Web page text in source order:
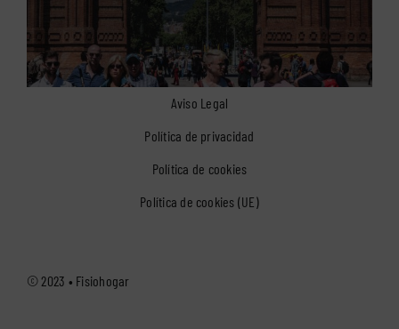
Aviso Legal
Política de privacidad
Política de cookies
Política de cookies (UE)
© 2023 • Fisiohogar